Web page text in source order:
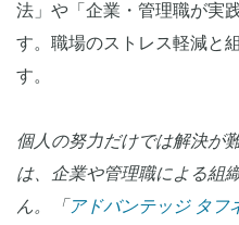
法」や「企業・管理職が実
す。職場のストレス軽減と
す。
個人の努力だけでは解決が
は、企業や管理職による組
ん。「 アドバンテッジ タフ